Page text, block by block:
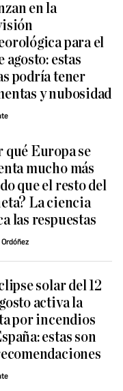
en la
para el
agosto: estas
podría tener
y nubosidad
qué Europa se
mucho más
que el resto del
La ciencia
las respuestas
solar del 12
activa la
por incendios
estas son